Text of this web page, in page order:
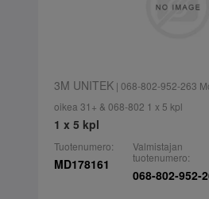
3M UNITEK| 068-802-952-263
oikea 31+ & 068-802 1 x 5 kpl
1 x 5 kpl
Tuotenumero:
MD178161
Valmistajan
tuotenumero:
068-802-952-